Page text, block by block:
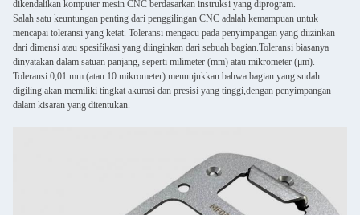
dikendalikan komputer mesin CNC berdasarkan instruksi yang diprogram.
Salah satu keuntungan penting dari penggilingan CNC adalah kemampuan untuk
mencapai toleransi yang ketat. Toleransi mengacu pada penyimpangan yang diizinkan
dari dimensi atau spesifikasi yang diinginkan dari sebuah bagian.Toleransi biasanya
dinyatakan dalam satuan panjang, seperti milimeter (mm) atau mikrometer (μm).
Toleransi 0,01 mm (atau 10 mikrometer) menunjukkan bahwa bagian yang sudah
digiling akan memiliki tingkat akurasi dan presisi yang tinggi,dengan penyimpangan
dalam kisaran yang ditentukan.